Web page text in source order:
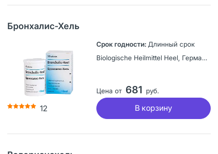
Бронхалис-Хель
12
Длинный срок
Biologische Heilmittel Heel, Германия
Цена от 681 руб.
В корзину